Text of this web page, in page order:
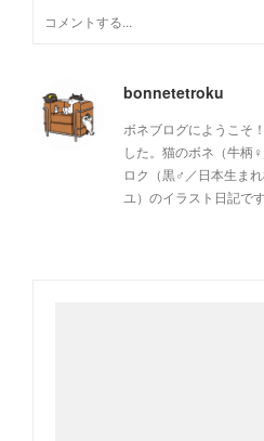
bonnetetroku
ボネブログにようこそ
した。猫のボネ（牛柄
ロク（黒♂／日本生ま
ユ）のイラスト日記です